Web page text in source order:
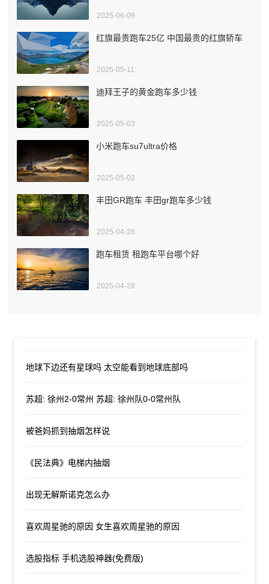
2025-06-09
红旗最贵跑车25亿 中国最贵的红旗轿车
2025-05-11
迪拜王子的黄金跑车多少钱
2025-05-03
小米跑车su7ultra价格
2025-05-02
丰田GR跑车 丰田gr跑车多少钱
2025-04-28
跑车租赁 租跑车平台哪个好
2025-04-28
地球下边还有星球吗 太空能看到地球底部吗
苏超: 徐州2-0常州 苏超: 徐州队0-0常州队
被爸妈抓到抽烟怎样说
《民法典》电梯内抽烟
出现无解斯诺克怎么办
喜欢周星驰的原因 女生喜欢周星驰的原因
选股指标 手机选股神器(免费版)